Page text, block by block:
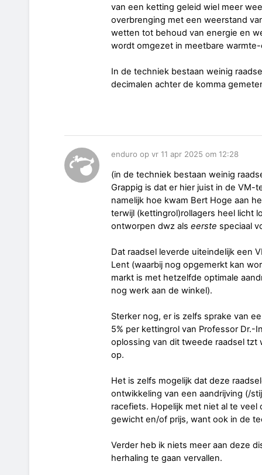
van een ketting geleid wiel meer
overbrenging met een weerstand
wetten tot behoud van energie en
wordt omgezet in meetbare
In de techniek bestaan weinig
decimalen achter de komma
enduro op vr 11 apr 2025 om 12:28
(in de techniek bestaan weinig
Grappig is dat er hier juist in de VM-
namelijk hoe kwam Bert Hoge aan
terwijl (kettingrol)rollagers heel licht
ontworpen dwz als eerste speciaal
Dat raadsel leverde uiteindelijk een
Lent (waarbij nog opgemerkt kan
markt is met hetzelfde optimale
nog werk aan de winkel).
Sterker nog, er is zelfs sprake van
5% per kettingrol van Professor Dr.-
oplossing van dit tweede raadsel
op.
Het is zelfs mogelijk dat deze
ontwikkeling van een aandrijving (/
racefiets. Hopelijk met niet al te
gewicht en/of prijs, want ook in de
Verder heb ik niets meer aan deze
herhaling te gaan vervallen.